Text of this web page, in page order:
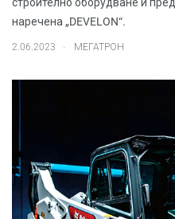
наречена „DEVELON“.
2.06.2023 . МЕГАТРОН